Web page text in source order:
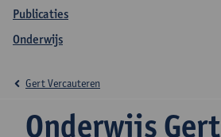
Publicaties
Onderwijs
Onderwijs Gert
Gert Vercauteren